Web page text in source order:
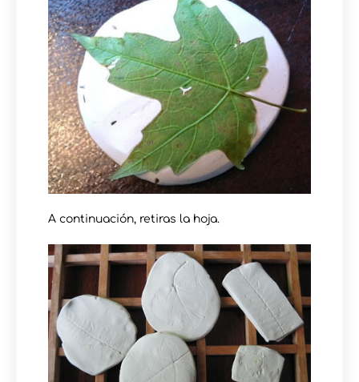
A continuación, retiras la hoja.